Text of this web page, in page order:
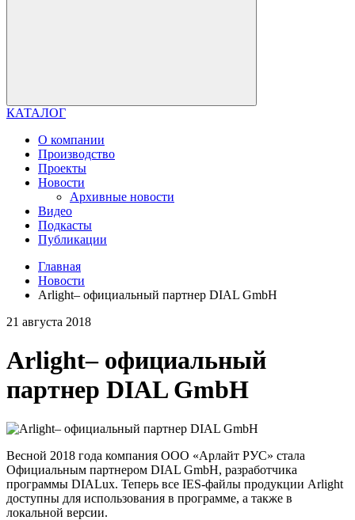
КАТАЛОГ
О компании
Производство
Проекты
Новости
Архивные новости
Видео
Подкасты
Публикации
Главная
Новости
Arlight– официальный партнер DIAL GmbH
21 августа 2018
Arlight– официальный
партнер DIAL GmbH
Весной 2018 года компания ООО «Арлайт РУС» стала
Официальным партнером DIAL GmbH, разработчика
программы DIALuх. Теперь все IES-файлы продукции Arlight
доступны для использования в программе, а также в
локальной версии.